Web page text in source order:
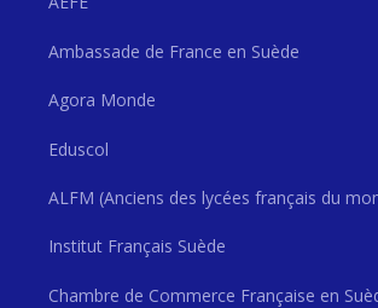
Ambassade de France en Suède
Agora Monde
Eduscol
ALFM (Anciens des lycées français du
Institut Français Suède
Chambre de Commerce Française en